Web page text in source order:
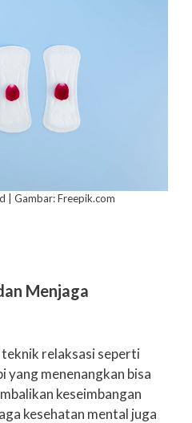
| Gambar: Freepik.com
Menjaga
relaksasi seperti
yang menenangkan bisa
keseimbangan
kesehatan mental juga